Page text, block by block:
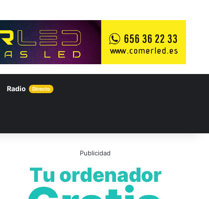
Radio Directo
Publicidad